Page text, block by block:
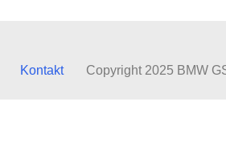
KontaktCopyright 2025 BMW GS